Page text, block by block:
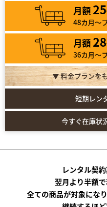
月額
48カ月～
月額
36カ月～
▼ 料金プランを
短期レン
今すぐ在庫状
レンタル契
翌月より半額で
全ての商品が対象にな